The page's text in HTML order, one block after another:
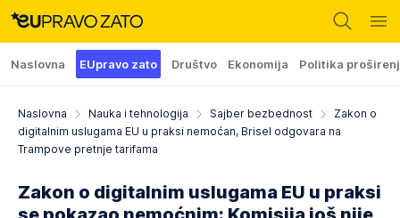
Naslovna EUpravo zato Društvo Ekonomija Politika
Naslovna Nauka i tehnologija Sajber bezbednost
Zakon o
digitalnim uslugama EU u praksi nemoćan, Brisel odgovara na
Trampove pretnje tarifama
Zakon o digitalnim uslugama EU u praksi